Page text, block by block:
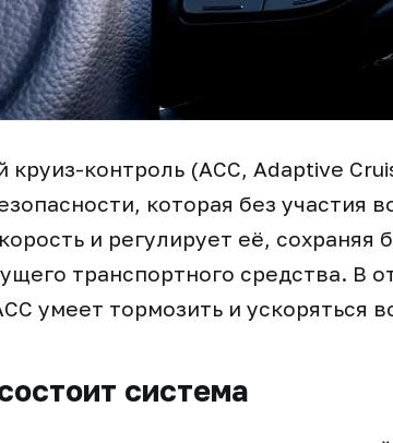
круиз-контроль (ACC, Adaptive
которая без участия
и регулирует её, сохраняя
транспортного средства. В
умеет тормозить и ускоряться
система